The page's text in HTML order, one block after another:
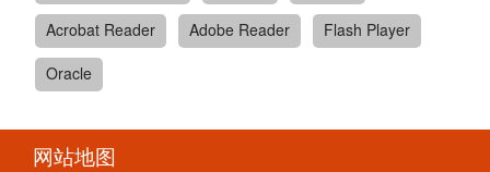
Acrobat Reader
Adobe Reader
Flash Player
Oracle
网站地图